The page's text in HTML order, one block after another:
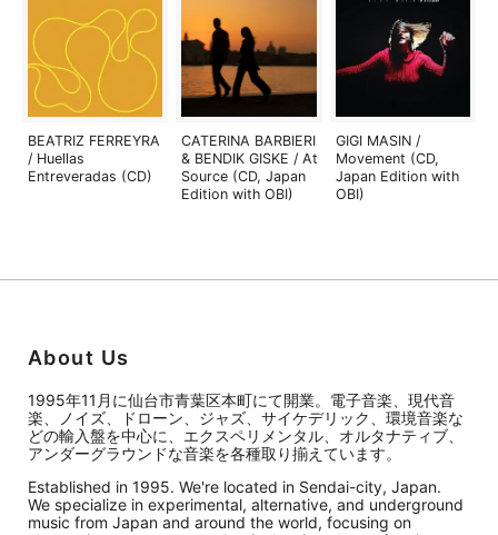
BEATRIZ FERREYRA
/ Huellas
Entreveradas (CD)
CATERINA BARBIERI
& BENDIK GISKE / At
Source (CD, Japan
Edition with OBI)
GIGI MASIN /
Movement (CD,
Japan Edition with
OBI)
About Us
1995年11月に仙台市青葉区本町にて開業。電子音楽、現代音
楽、ノイズ、ドローン、ジャズ、サイケデリック、環境音楽な
どの輸入盤を中心に、エクスペリメンタル、オルタナティブ、
アンダーグラウンドな音楽を各種取り揃えています。
Established in 1995. We're located in Sendai-city, Japan.
We specialize in experimental, alternative, and underground
music from Japan and around the world, focusing on